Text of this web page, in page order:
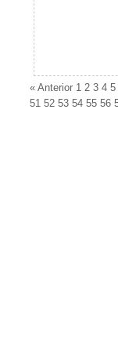
« Anterior 1 2 3 4 5
51 52 53 54 55 56